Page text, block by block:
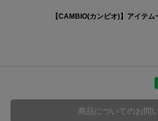
【CAMBIO(カンビオ)】アイテ
商品についてのお問